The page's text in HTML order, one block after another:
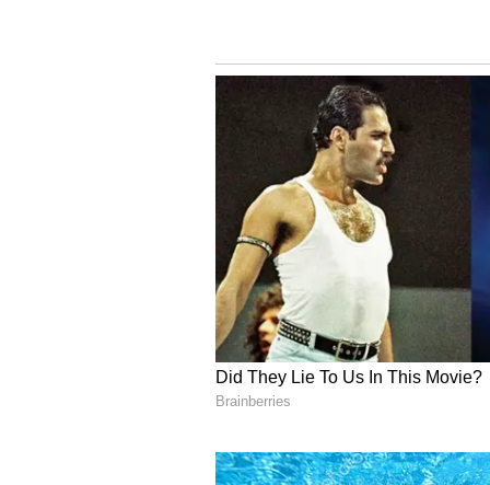
Image Credit :Freepik
ಬಳಸಬೇಕಾದ ಕ್ರಮಗಳು
ಹಾಳಾದ ಕಾಂಡಗಳನ್ನು ಬೇರ್ಪಡಿಸಿ